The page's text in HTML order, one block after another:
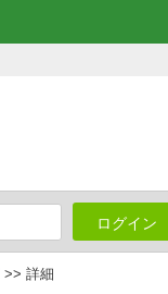
ログイン
>> 詳細